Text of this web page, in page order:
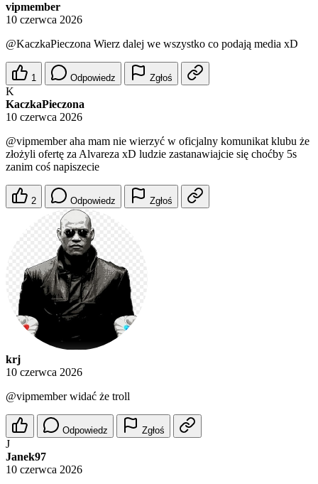
vipmember
10 czerwca 2026
@KaczkaPieczona Wierz dalej we wszystko co podają media xD
1 Odpowiedz Zgłoś
K
KaczkaPieczona
10 czerwca 2026
@vipmemberaha mam nie wierzyć w oficjalny komunikat klubu że
złożyli ofertę za Alvareza xD ludzie zastanawiajcie się choćby 5s
zanim coś napiszecie
2 Odpowiedz Zgłoś
krj
10 czerwca 2026
@vipmemberwidać że troll
Odpowiedz Zgłoś
J
Janek97
10 czerwca 2026